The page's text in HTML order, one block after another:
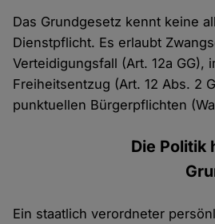
Das Grundgesetz kennt keine
Dienstpflicht. Es erlaubt
Verteidigungsfall (Art. 12a GG),
Freiheitsentzug (Art. 12 Abs. 2
punktuellen Bürgerpflichten
Die Politik
Ein staatlich verordneter